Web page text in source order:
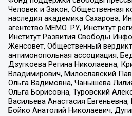
Человек и Закон, Общественная
наследия академика Сахарова,
агентство МЕМО. РУ, Институт
Институт Развития Свободы
Женсовет, Общественный
антимонопольная ассоциация,
Дзугкоева Регина Николаевна,
Владимирович, Милославский
Ольга Вадимовна, Чанышева
Ольга Борисовна, Туровский
Васильева Анастасия
Бойко Анатолий Николаевич,